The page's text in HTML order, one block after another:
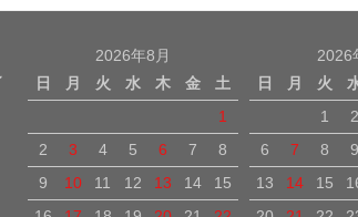
2026年8月
日
月 火 水 木 金
土
1
2
3 4 5 6 7
8
9
10 11 12 13 14
15
2026
日
月 火
1
2
6
7 8 9
13
14 15